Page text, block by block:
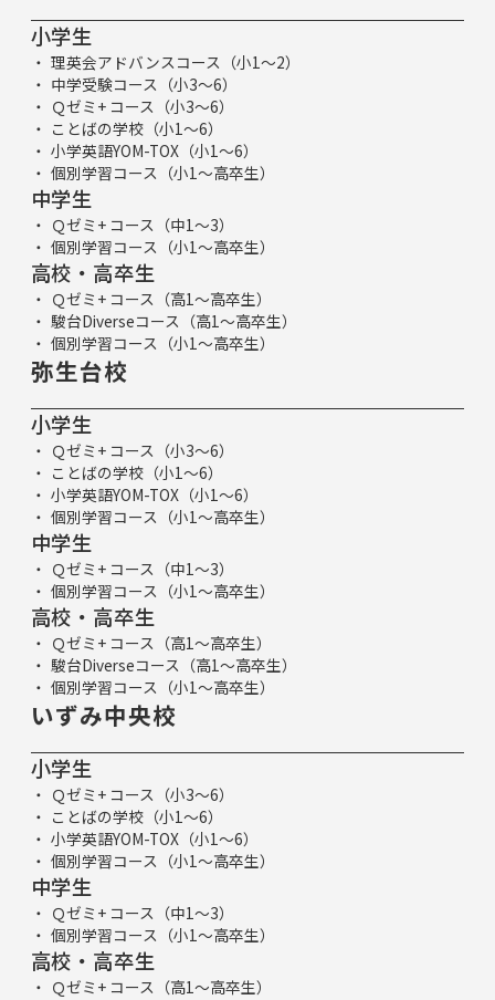
小学生
理英会アドバンスコース（小1～2）
中学受験コース（小3～6）
Ｑゼミ+ コース（小3～6）
ことばの学校（小1～6）
小学英語YOM-TOX（小1～6）
個別学習コース（小1～高卒生）
中学生
Ｑゼミ+ コース（中1～3）
個別学習コース（小1～高卒生）
高校・高卒生
Ｑゼミ+ コース（高1～高卒生）
駿台Diverseコース（高1～高卒生）
個別学習コース（小1～高卒生）
弥生台校
小学生
Ｑゼミ+ コース（小3～6）
ことばの学校（小1～6）
小学英語YOM-TOX（小1～6）
個別学習コース（小1～高卒生）
中学生
Ｑゼミ+ コース（中1～3）
個別学習コース（小1～高卒生）
高校・高卒生
Ｑゼミ+ コース（高1～高卒生）
駿台Diverseコース（高1～高卒生）
個別学習コース（小1～高卒生）
いずみ中央校
小学生
Ｑゼミ+ コース（小3～6）
ことばの学校（小1～6）
小学英語YOM-TOX（小1～6）
個別学習コース（小1～高卒生）
中学生
Ｑゼミ+ コース（中1～3）
個別学習コース（小1～高卒生）
高校・高卒生
Ｑゼミ+ コース（高1～高卒生）